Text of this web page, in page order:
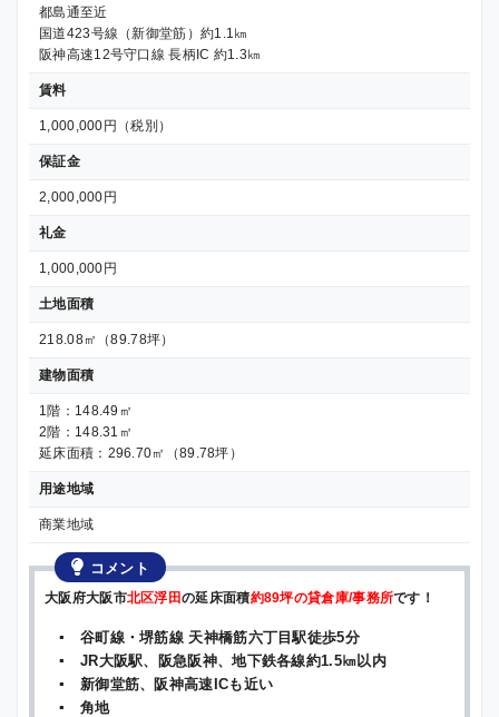
都島通至近
国道423号線（新御堂筋）約1.1㎞
阪神高速12号守口線 長柄IC 約1.3㎞
賃料
1,000,000円（税別）
保証金
2,000,000円
礼金
1,000,000円
土地面積
218.08㎡（89.78坪）
建物面積
1階：148.49㎡
2階：148.31㎡
延床面積：296.70㎡（89.78坪）
用途地域
商業地域
コメント
大阪府大阪市北区浮田の延床面積約89坪の貸倉庫/事務所です！
▪ 谷町線・堺筋線 天神橋筋六丁目駅徒歩5分
▪ JR大阪駅、阪急阪神、地下鉄各線約1.5㎞以内
▪ 新御堂筋、阪神高速ICも近い
▪ 角地